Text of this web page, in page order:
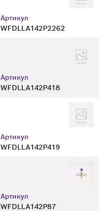
Артикул
WFDLLA142P2262
Артикул
WFDLLA142P418
Артикул
WFDLLA142P419
Артикул
WFDLLA142P87